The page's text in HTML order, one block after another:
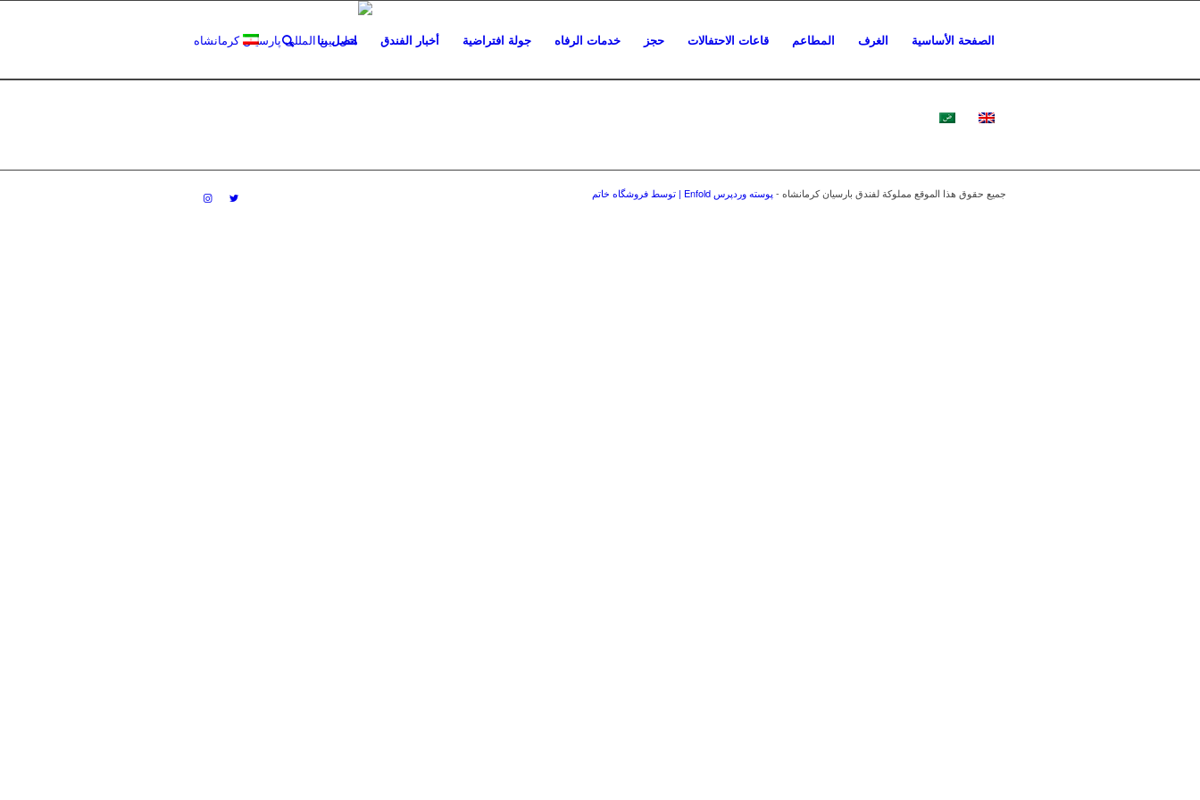
الصفحة الأساسية الغرف المطاعم قاعات الاحتفالات حجز خدمات الرفاه جولة افتراضية أخبار الفندق اتصل بنا
جميع حقوق هذا الموقع مملوكة لفندق بارسيان كرمانشاه - پوسته وردپرس Enfold | توسط فروشگاه خاتم